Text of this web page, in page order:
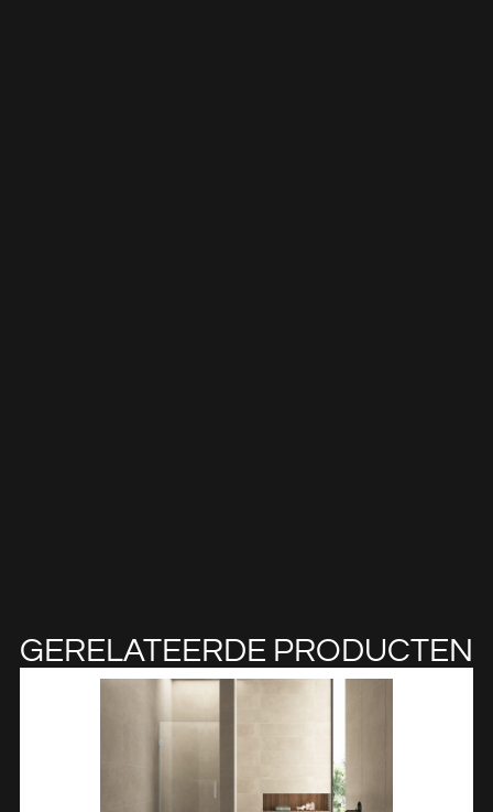
GERELATEERDE PRODUCTEN